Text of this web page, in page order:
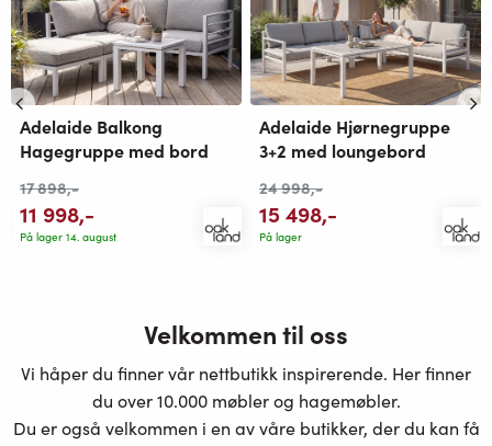
Adelaide Balkong
Hagegruppe med bord
17 898,-
11 998,-
På lager 14. august
Adelaide Hjørnegruppe
3+2 med loungebord
24 998,-
15 498,-
På lager
Velkommen til oss
Vi håper du finner vår nettbutikk inspirerende. Her finner
du over 10.000 møbler og hagemøbler.
Du er også velkommen i en av våre butikker, der du kan få